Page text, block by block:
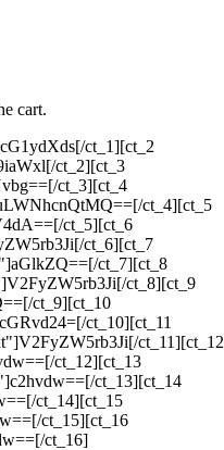
cart.
ct_1][ct_2
ct_2][ct_3
ct_3][ct_4
ct_4][ct_5
ct_5][ct_6
ct_6][ct_7
ct_7][ct_8
ct_8][ct_9
ct_9][ct_10
ct_10][ct_11
ct_11][ct_12
ct_12][ct_13
ct_13][ct_14
ct_14][ct_15
ct_15][ct_16
ct_16]